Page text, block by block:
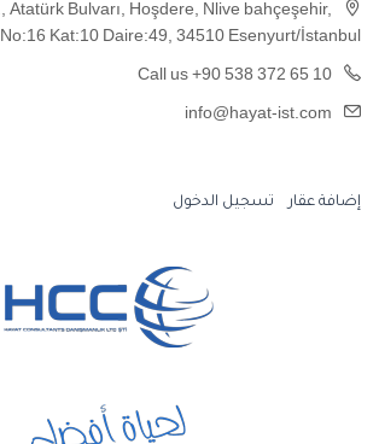
Atatürk Bulvarı, Hoşdere, Nlive bahçeşehir,
No:16 Kat:10 Daire:49, 34510 Esenyurt/İstanbul
Call us +90 538 372 65 10
info@hayat-ist.com
إضافة عقار تسجيل الدخول